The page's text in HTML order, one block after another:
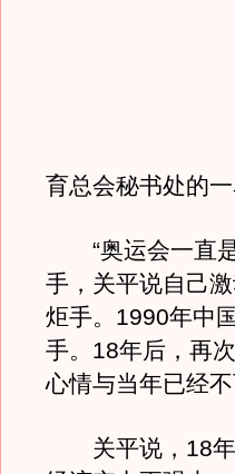
育总会秘书处的一
“奥运会一直是
手，关平说自己
炬手。1990年中
手。18年后，再
心情与当年已经不
关平说，18年